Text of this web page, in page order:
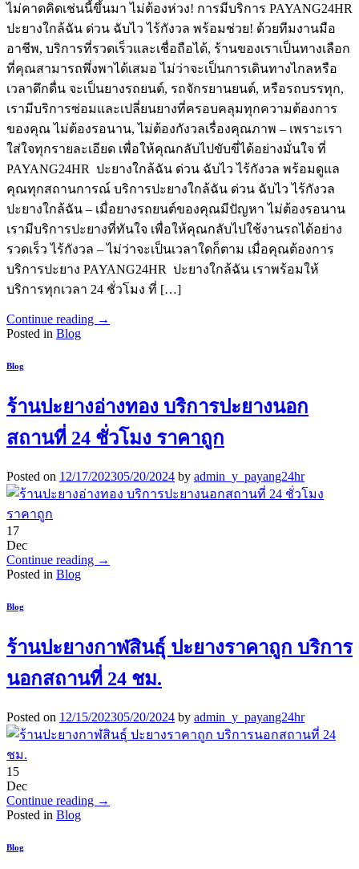
ไม่คาดคิดเช่นนี้ขึ้นมา ไม่ต้องห่วง! การมีบริการ PAYANG24HR
ปะยางใกล้ฉัน ด่วน ฉับไว ไร้กังวล พร้อมช่วย! ด้วยทีมงานมือ
อาชีพ, บริการที่รวดเร็วและเชื่อถือได้, ร้านของเราเป็นทางเลือก
ที่คุณสามารถพึ่งพาได้เสมอ ไม่ว่าจะเป็นการเดินทางไกลหรือ
เวลาดึกดื่น จะเป็นยางรถยนต์, รถจักรยานยนต์, หรือรถบรรทุก,
เรามีบริการซ่อมและเปลี่ยนยางที่ครอบคลุมทุกความต้องการ
ของคุณ ไม่ต้องรอนาน, ไม่ต้องกังวลเรื่องคุณภาพ – เพราะเรา
ใส่ใจทุกรายละเอียด เพื่อให้คุณกลับไปขับขี่ได้อย่างมั่นใจ ที่
PAYANG24HR ปะยางใกล้ฉัน ด่วน ฉับไว ไร้กังวล พร้อมดูแล
คุณทุกสถานการณ์ บริการปะยางใกล้ฉัน ด่วน ฉับไว ไร้กังวล
ปะยางใกล้ฉัน – เมื่อยางรถยนต์ของคุณมีปัญหา ไม่ต้องรอนาน
เรามีบริการปะยางที่ทันใจ เพื่อให้คุณกลับไปใช้งานรถได้อย่าง
รวดเร็ว ไร้กังวล – ไม่ว่าจะเป็นเวลาใดก็ตาม เมื่อคุณต้องการ
บริการปะยาง PAYANG24HR ปะยางใกล้ฉัน เราพร้อมให้
บริการทุกเวลา 24 ชั่วโมง ที่ […]
Continue reading →
Posted in Blog
Blog
ร้านปะยางอ่างทอง บริการปะยางนอก
สถานที่ 24 ชั่วโมง ราคาถูก
Posted on 12/17/202305/20/2024 by admin_y_payang24hr
17
Dec
Continue reading →
Posted in Blog
Blog
ร้านปะยางกาฬสินธุ์ ปะยางราคาถูก บริการ
นอกสถานที่ 24 ชม.
Posted on 12/15/202305/20/2024 by admin_y_payang24hr
15
Dec
Continue reading →
Posted in Blog
Blog